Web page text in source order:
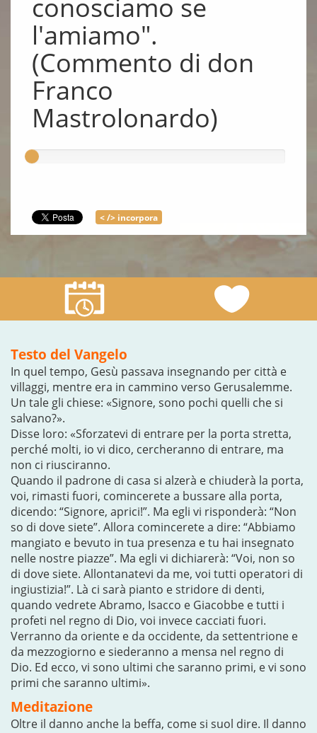
conosciamo se
l'amiamo".
(Commento di don
Franco
Mastrolonardo)
< /> incorpora
Testo del Vangelo
In quel tempo, Gesù passava insegnando per città e
villaggi, mentre era in cammino verso Gerusalemme.
Un tale gli chiese: «Signore, sono pochi quelli che si
salvano?».
Disse loro: «Sforzatevi di entrare per la porta stretta,
perché molti, io vi dico, cercheranno di entrare, ma
non ci riusciranno.
Quando il padrone di casa si alzerà e chiuderà la porta,
voi, rimasti fuori, comincerete a bussare alla porta,
dicendo: “Signore, aprici!”. Ma egli vi risponderà: “Non
so di dove siete”. Allora comincerete a dire: “Abbiamo
mangiato e bevuto in tua presenza e tu hai insegnato
nelle nostre piazze”. Ma egli vi dichiarerà: “Voi, non so
di dove siete. Allontanatevi da me, voi tutti operatori di
ingiustizia!”. Là ci sarà pianto e stridore di denti,
quando vedrete Abramo, Isacco e Giacobbe e tutti i
profeti nel regno di Dio, voi invece cacciati fuori.
Verranno da oriente e da occidente, da settentrione e
da mezzogiorno e siederanno a mensa nel regno di
Dio. Ed ecco, vi sono ultimi che saranno primi, e vi sono
primi che saranno ultimi».
Meditazione
Oltre il danno anche la beffa, come si suol dire. Il danno